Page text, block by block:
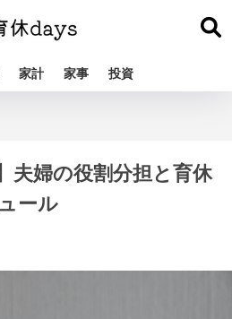
家計 家事 投資
夫婦の役割分担と育休
ール